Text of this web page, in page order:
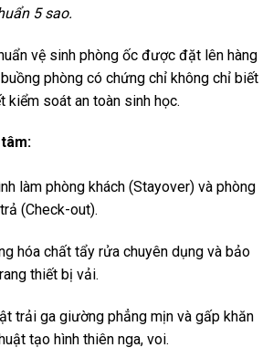
5 sao.
vệ sinh phòng ốc được đặt lên hàng
phòng có chứng chỉ không chỉ biết
kiểm soát an toàn sinh học.
làm phòng khách (Stayover) và phòng
(Check-out).
hóa chất tẩy rửa chuyên dụng và bảo
thiết bị vải.
trải ga giường phẳng mịn và gấp khăn
tạo hình thiên nga, voi.